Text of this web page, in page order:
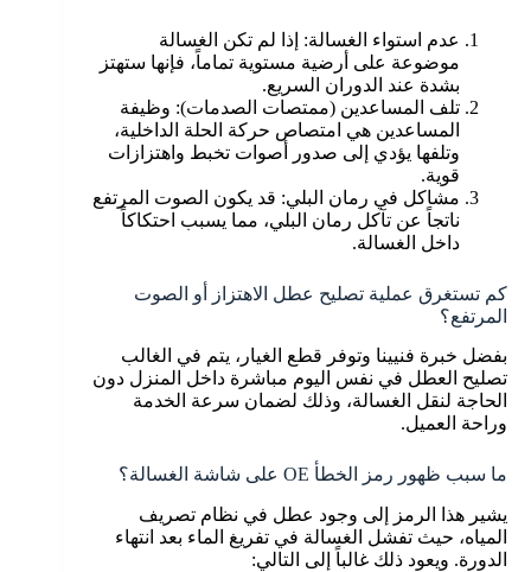
عدم استواء الغسالة: إذا لم تكن الغسالة
موضوعة على أرضية مستوية تماماً، فإنها ستهتز
بشدة عند الدوران السريع.
تلف المساعدين (ممتصات الصدمات): وظيفة
المساعدين هي امتصاص حركة الحلة الداخلية،
وتلفها يؤدي إلى صدور أصوات تخبط واهتزازات
قوية.
مشاكل في رمان البلي: قد يكون الصوت المرتفع
ناتجاً عن تآكل رمان البلي، مما يسبب احتكاكاً
داخل الغسالة.
كم تستغرق عملية تصليح عطل الاهتزاز أو الصوت
المرتفع؟
بفضل خبرة فنيينا وتوفر قطع الغيار، يتم في الغالب
تصليح العطل في نفس اليوم مباشرة داخل المنزل دون
الحاجة لنقل الغسالة، وذلك لضمان سرعة الخدمة
وراحة العميل.
ما سبب ظهور رمز الخطأ OE على شاشة الغسالة؟
يشير هذا الرمز إلى وجود عطل في نظام تصريف
المياه، حيث تفشل الغسالة في تفريغ الماء بعد انتهاء
الدورة. ويعود ذلك غالباً إلى التالي: